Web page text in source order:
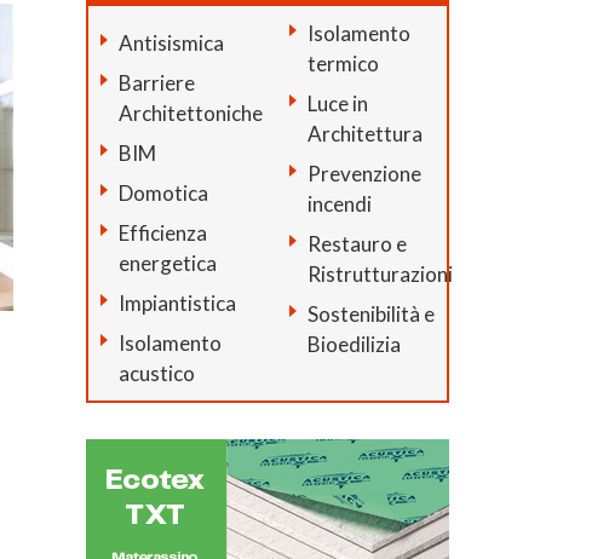
Antisismica
Barriere
Architettoniche
BIM
Domotica
Efficienza
energetica
Impiantistica
Isolamento
acustico
Isolamento
termico
Luce in
Architettura
Prevenzione
incendi
Restauro e
Ristrutturazioni
Sostenibilità e
Bioedilizia